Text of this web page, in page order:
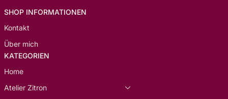
SHOP INFORMATIONEN
Kontakt
Über mich
KATEGORIEN
Home
Atelier Zitron